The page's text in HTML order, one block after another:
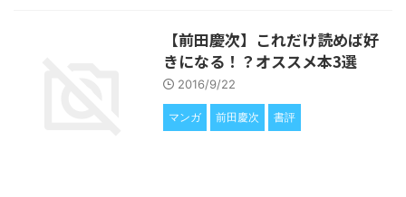
【前田慶次】これだけ読めば好
きになる！？オススメ本3選
2016/9/22
マンガ 前田慶次 書評